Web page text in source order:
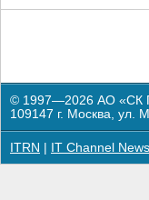
© 1997—2026 АО «СК
109147 г. Москва, ул.
ITRN IT Channel News